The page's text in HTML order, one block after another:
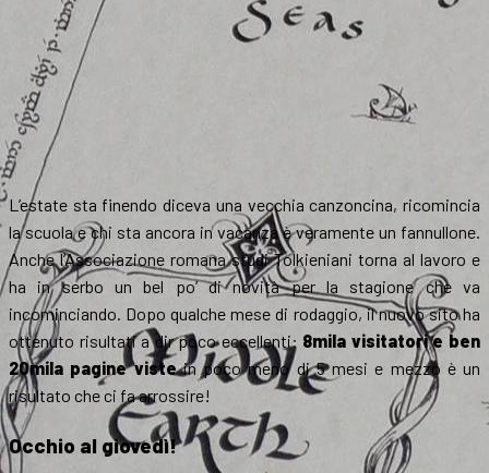
L’estate sta finendo diceva una vecchia canzoncina, ricomincia
la scuola e chi sta ancora in vacanza è veramente un fannullone.
Anche l’Associazione romana studi Tolkieniani torna al lavoro e
ha in serbo un bel po’ di novità per la stagione che va
incominciando. Dopo qualche mese di rodaggio, il nuovo sito ha
ottenuto risultati a dir poco eccellenti: 8mila visitatori e ben
20mila pagine vistein poco meno di 5 mesi e mezzo è un
risultato che ci fa arrossire!
Occhio al giovedì!